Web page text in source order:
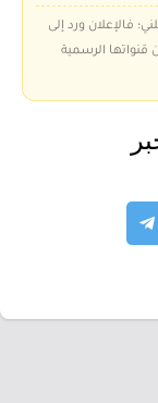
فالإعلان ورد إلى
قنواتها الرسمية